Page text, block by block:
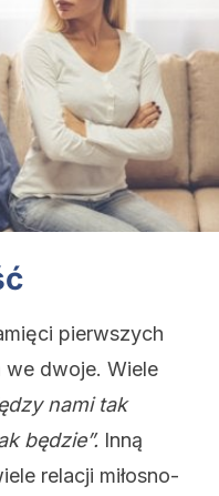
pierwszych
dwoje. Wiele
nami tak
będzie”. Inną
relacji miłosno-